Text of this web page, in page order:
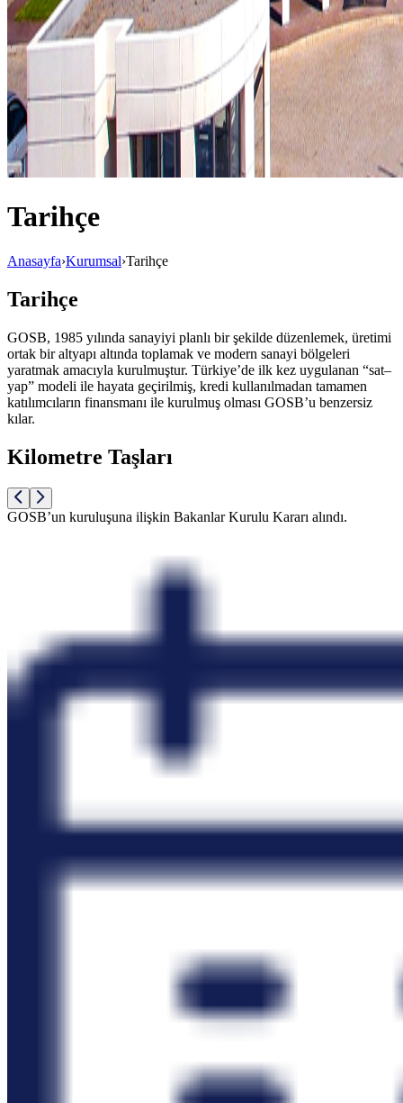
Tarihçe
Anasayfa›Kurumsal›Tarihçe
Tarihçe
GOSB, 1985 yılında sanayiyi planlı bir şekilde düzenlemek, üretimi
ortak bir altyapı altında toplamak ve modern sanayi bölgeleri
yaratmak amacıyla kurulmuştur. Türkiye’de ilk kez uygulanan “sat–
yap” modeli ile hayata geçirilmiş, kredi kullanılmadan tamamen
katılımcıların finansmanı ile kurulmuş olması GOSB’u benzersiz
kılar.
Kilometre Taşları
GOSB’un kuruluşuna ilişkin Bakanlar Kurulu Kararı alındı.